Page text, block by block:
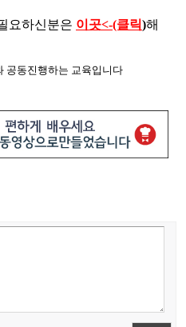
요하신분은 이곳<-(클릭)해
공동진행하는 교육입니다